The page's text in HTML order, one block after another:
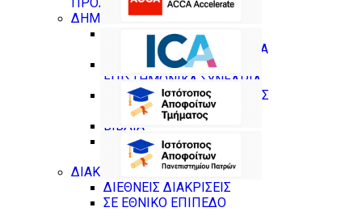
ΔΗΜΟΣΙΕΥΣΕΙΣ
ΔΗΜΟΣΙΕΥΣΕΙΣ ΣΕ
ΕΠΙΣΤΗΜΟΝΙΚΑ ΠΕΡΙΟΔΙΚΑ
ΔΗΜΟΣΙΕΥΣΕΙΣ ΣΕ
ΕΠΙΣΤΗΜΟΝΙΚΑ ΣΥΝΕΔΡΙΑ
ΚΕΦΑΛΑΙΑ ΣΕ ΣΥΛΛΟΓΙΚΟΥΣ
ΤΟΜΟΥΣ
ΒΙΒΛΙΑ
ΕΠΙΜΕΛΕΙΕΣ (ΒΙΒΛΙΑ ,
ΣΥΛΛΟΓΙΚΟΙ ΤΟΜΟΙ)
ΔΙΑΚΡΙΣΕΙΣ
ΔΙΕΘΝΕΙΣ ΔΙΑΚΡΙΣΕΙΣ
ΣΕ ΕΘΝΙΚΟ ΕΠΙΠΕΔΟ